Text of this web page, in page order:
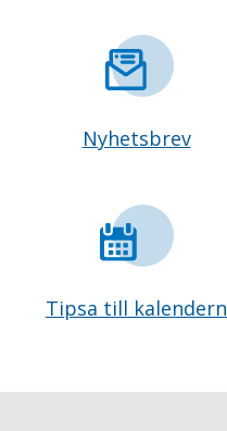
Nyhetsbrev
Tipsa till kalendern